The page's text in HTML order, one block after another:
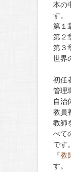
本の
す。
第１
第２
第３
世界
初任
管理
自治
教員
教師
べて
です。
『教
す。